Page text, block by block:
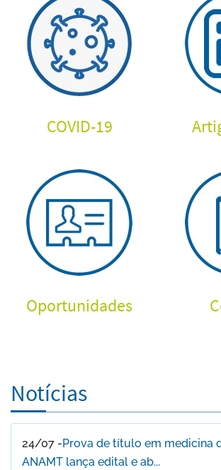
COVID-19
Oportunidades
Notícias
24/07 -Prova de título em medicina
ANAMT lança edital e ab...